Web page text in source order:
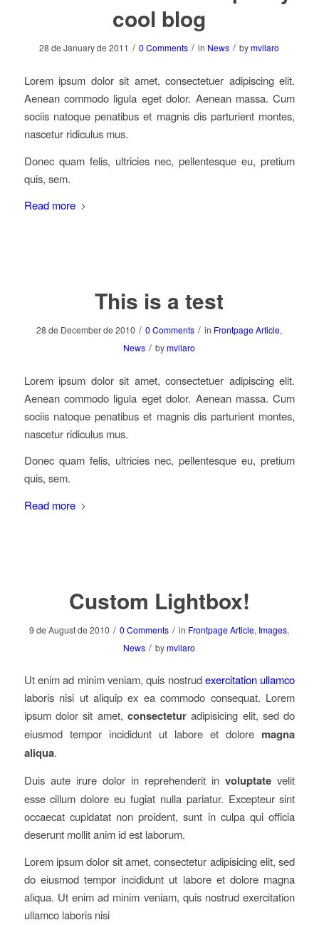
cool blog
28 de January de 2011 / 0 Comments / in News / bymvilaro
Lorem ipsum dolor sit amet, consectetuer adipiscing elit.
Aenean commodo ligula eget dolor. Aenean massa. Cum
sociis natoque penatibus et magnis dis parturient montes,
nascetur ridiculus mus.
Donec quam felis, ultricies nec, pellentesque eu, pretium
quis, sem.
Read more
This is a test
28 de December de 2010 / 0 Comments / in Frontpage Article,
News / bymvilaro
Lorem ipsum dolor sit amet, consectetuer adipiscing elit.
Aenean commodo ligula eget dolor. Aenean massa. Cum
sociis natoque penatibus et magnis dis parturient montes,
nascetur ridiculus mus.
Donec quam felis, ultricies nec, pellentesque eu, pretium
quis, sem.
Read more
Custom Lightbox!
9 de August de 2010 / 0 Comments / in Frontpage Article, Images,
News / bymvilaro
Ut enim ad minim veniam, quis nostrudexercitation ullamco
laboris nisi ut aliquip ex ea commodo consequat. Lorem
ipsum dolor sit amet, consectetur adipisicing elit, sed do
eiusmod tempor incididunt ut labore et dolore magna
aliqua.
Duis aute irure dolor in reprehenderit involuptate velit
esse cillum dolore eu fugiat nulla pariatur. Excepteur sint
occaecat cupidatat non proident, sunt in culpa qui officia
deserunt mollit anim id est laborum.
Lorem ipsum dolor sit amet, consectetur adipisicing elit, sed
do eiusmod tempor incididunt ut labore et dolore magna
aliqua. Ut enim ad minim veniam, quis nostrud exercitation
ullamco laboris nisi